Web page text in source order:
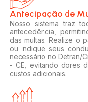
Antecipação de
Nosso sistema traz
antecedência,
das multas. Realize o
ou indique seus
necessário no Detran/
- CE, evitando dores
custos adicionais.